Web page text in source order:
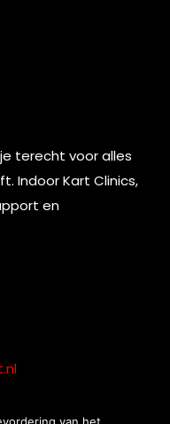
terecht voor alles
Indoor Kart Clinics,
en
van het